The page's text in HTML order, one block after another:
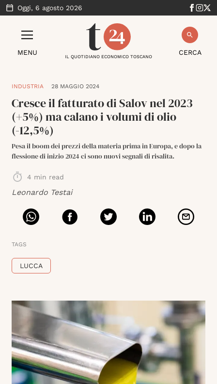
Oggi, 6 agosto 2026
MENU CERCA
IL QUOTIDIANO ECONOMICO TOSCANO
INDUSTRIA 28 MAGGIO 2024
Cresce il fatturato di Salov nel 2023
(+5%) ma calano i volumi di olio
(-12,5%)
Pesa il boom dei prezzi della materia prima in Europa, e dopo la
flessione di inizio 2024 ci sono nuovi segnali di risalita.
4 min read
Leonardo Testai
TAGS
LUCCA